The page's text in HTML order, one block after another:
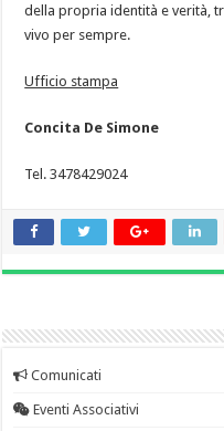
della propria identità e verità,
vivo per sempre.
Ufficio stampa
Concita De Simone
Tel. 3478429024
Comunicati
Eventi Associativi